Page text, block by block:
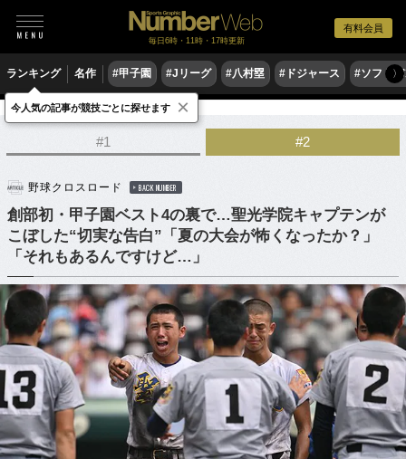
有料会員
毎日6時・11時・17時更新
ランキング 名作 #甲子園 #Jリーグ #八村塁 #ドジャース #ソフト〉
野球 高校野球
#1 #2
野球クロスロード BACK NUMBER
創部初・甲子園ベスト4の裏で…聖光学院キャプテンが
こぼした“切実な告白”「夏の大会が怖くなったか？」
「それもあるんですけど…」
今人気の記事が競技ごとに探せます ×